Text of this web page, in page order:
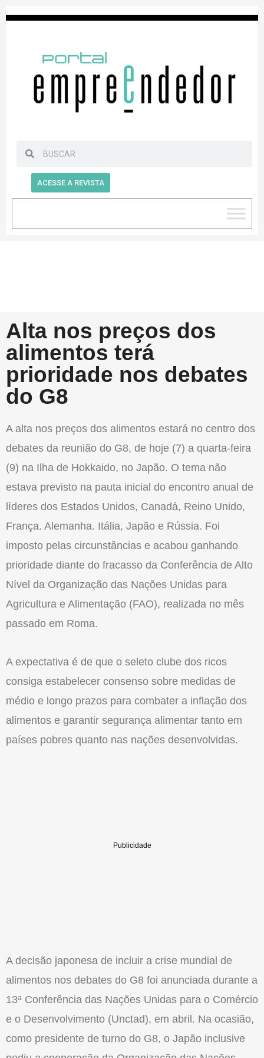
ACESSE A REVISTA
Alta nos preços dos
alimentos terá
prioridade nos debates
do G8
A alta nos preços dos alimentos estará no centro dos
debates da reunião do G8, de hoje (7) a quarta-feira
(9) na Ilha de Hokkaido, no Japão. O tema não
estava previsto na pauta inicial do encontro anual de
líderes dos Estados Unidos, Canadá, Reino Unido,
França. Alemanha. Itália, Japão e Rússia. Foi
imposto pelas circunstâncias e acabou ganhando
prioridade diante do fracasso da Conferência de Alto
Nível da Organização das Nações Unidas para
Agricultura e Alimentação (FAO), realizada no mês
passado em Roma.
A expectativa é de que o seleto clube dos ricos
consiga estabelecer consenso sobre medidas de
médio e longo prazos para combater a inflação dos
alimentos e garantir segurança alimentar tanto em
países pobres quanto nas nações desenvolvidas.
A decisão japonesa de incluir a crise mundial de
alimentos nos debates do G8 foi anunciada durante a
13ª Conferência das Nações Unidas para o Comércio
e o Desenvolvimento (Unctad), em abril. Na ocasião,
como presidente de turno do G8, o Japão inclusive